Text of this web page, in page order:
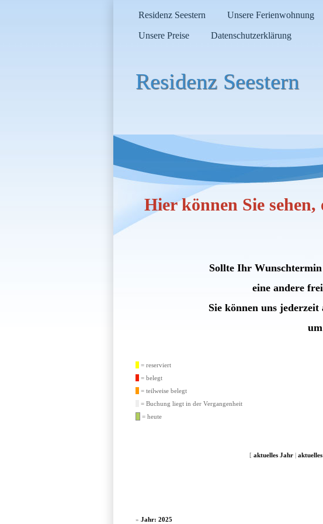
Residenz Seestern Unsere Ferienwohnung
Unsere Preise Datenschutzerklärung
Residenz Seestern
Hier können Sie
Sollte Ihr
eine andere
Sie können uns jederzeit
= reserviert
= belegt
= teilweise belegt
= Buchung liegt in der Vergangenheit
= heute
[ aktuelles Jahr |
»Jahr: 2025